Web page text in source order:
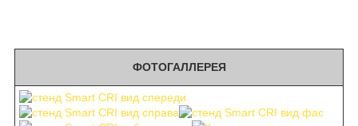
ФОТОГАЛЛЕРЕЯ